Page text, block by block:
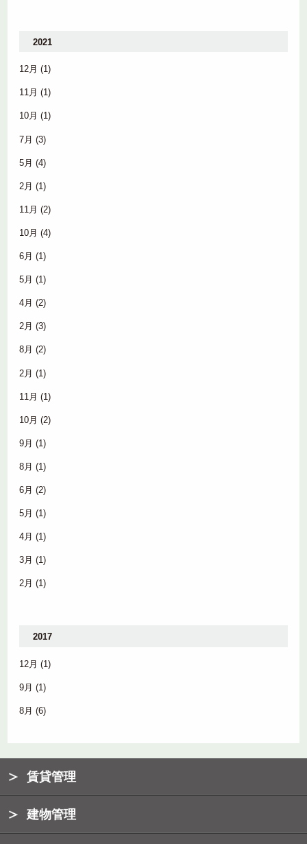
2021
12月 (1)
11月 (1)
10月 (1)
7月 (3)
5月 (4)
2月 (1)
11月 (2)
10月 (4)
6月 (1)
5月 (1)
4月 (2)
2月 (3)
8月 (2)
2月 (1)
11月 (1)
10月 (2)
9月 (1)
8月 (1)
6月 (2)
5月 (1)
4月 (1)
3月 (1)
2月 (1)
2017
12月 (1)
9月 (1)
8月 (6)
賃貸管理
建物管理